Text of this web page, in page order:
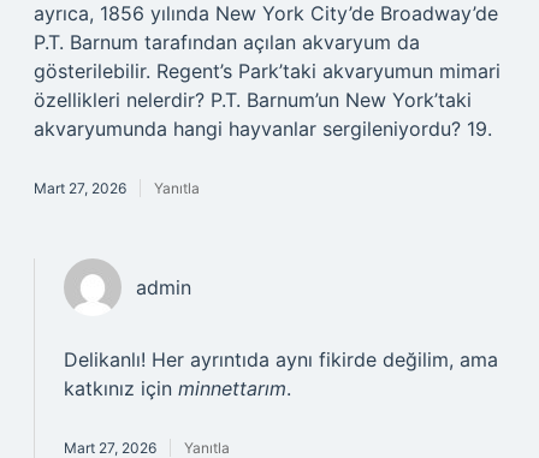
ayrıca, 1856 yılında New York City’de Broadway’de
P.T. Barnum tarafından açılan akvaryum da
gösterilebilir. Regent’s Park’taki akvaryumun mimari
özellikleri nelerdir? P.T. Barnum’un New York’taki
akvaryumunda hangi hayvanlar sergileniyordu? 19.
Mart 27, 2026 Yanıtla
admin
Delikanlı! Her ayrıntıda aynı fikirde değilim, ama
katkınız için minnettarım.
Mart 27, 2026 Yanıtla